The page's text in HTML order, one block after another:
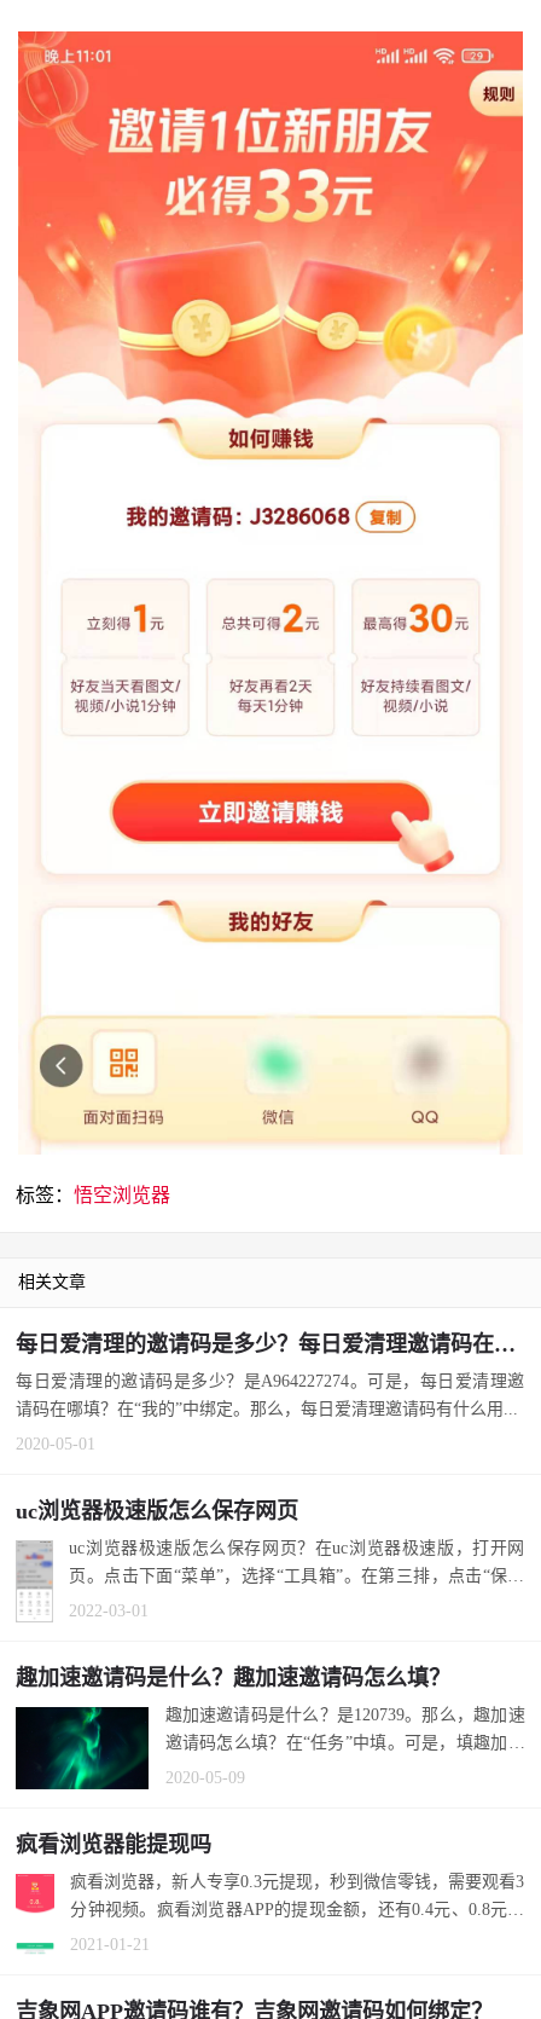
标签：悟空浏览器
相关文章
每日爱清理的邀请码是多少？每日爱清理邀请码在哪填？
每日爱清理的邀请码是多少？是A964227274。可是，每日爱清理邀
请码在哪填？在“我的”中绑定。那么，每日爱清理邀请码有什么用...
2020-05-01
uc浏览器极速版怎么保存网页
uc浏览器极速版怎么保存网页？在uc浏览器极速版，打开网
页。点击下面“菜单”，选择“工具箱”。在第三排，点击“保存
网页”。 延...
2022-03-01
趣加速邀请码是什么？趣加速邀请码怎么填？
趣加速邀请码是什么？是120739。那么，趣加速
邀请码怎么填？在“任务”中填。可是，填趣加速
2020-05-09
疯看浏览器能提现吗
疯看浏览器，新人专享0.3元提现，秒到微信零钱，需要观看3
分钟视频。疯看浏览器APP的提现金额，还有0.4元、0.8元、
3元、10元...
2021-01-21
吉象网APP邀请码谁有？吉象网邀请码如何绑定？